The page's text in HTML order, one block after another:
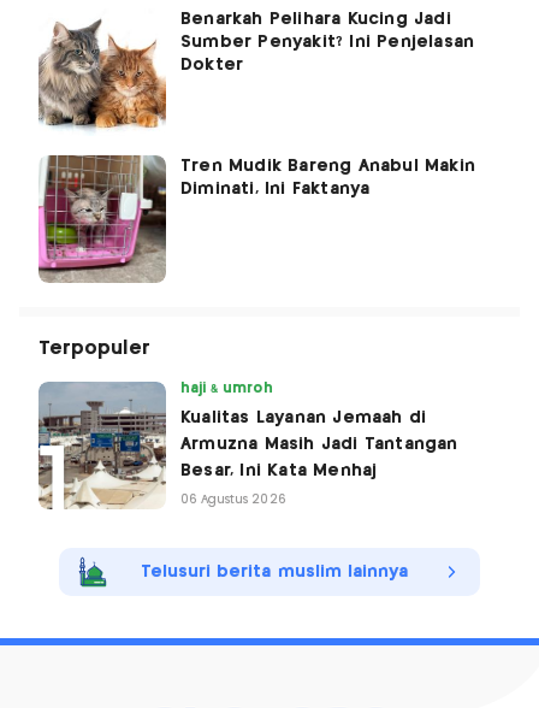
Benarkah Pelihara Kucing Jadi
Sumber Penyakit? Ini Penjelasan
Dokter
Tren Mudik Bareng Anabul Makin
Diminati, Ini Faktanya
Terpopuler
haji & umroh
Kualitas Layanan Jemaah di
Armuzna Masih Jadi Tantangan
Besar, Ini Kata Menhaj
06 Agustus 2026
Telusuri berita muslim lainnya